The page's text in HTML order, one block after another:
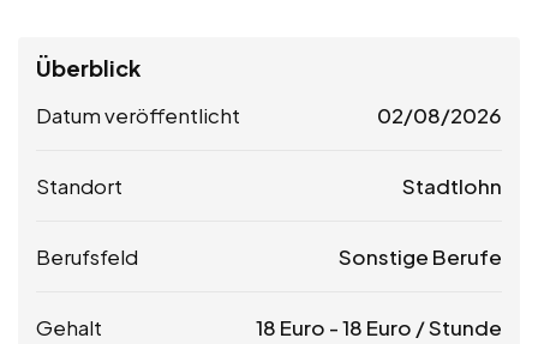
Überblick
Datum veröffentlicht 02/08/2026
Standort Stadtlohn
Berufsfeld Sonstige Berufe
Gehalt 18 Euro -18 Euro / Stunde